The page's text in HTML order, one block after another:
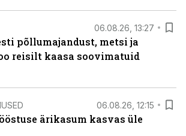
06.08.26, 13:27
põllumajandust, metsi ja
reisilt kaasa soovimatuid
06.08.26, 12:15
ärikasum kasvas üle